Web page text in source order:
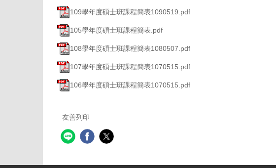
109學年度碩士班課程簡表1090519.pdf
105學年度碩士班課程簡表.pdf
108學年度碩士班課程簡表1080507.pdf
107學年度碩士班課程簡表1070515.pdf
106學年度碩士班課程簡表1070515.pdf
友善列印